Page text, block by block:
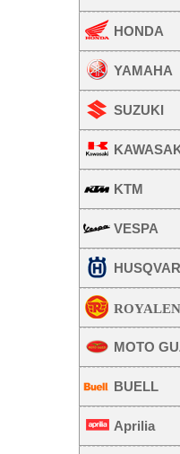
HONDA
YAMAHA
SUZUKI
KTM
VESPA
MOTO
BUELL
Aprilia